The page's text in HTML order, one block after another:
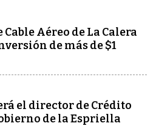
Aéreo de La Calera
de más de $1
el director de Crédito
de la Espriella